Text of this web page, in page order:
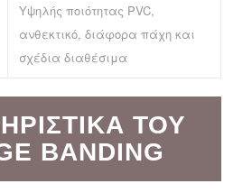
Υψηλής ποιότητας PVC,
ανθεκτικό, διάφορα πάχη και
σχέδια διαθέσιμα
ΤΟΥ
BANDING